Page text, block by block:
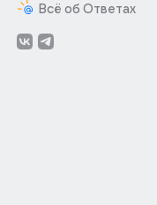
Всё об Ответах